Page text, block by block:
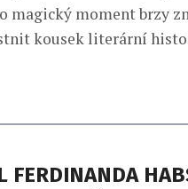
magický moment brzy
kousek literární
FERDINANDA